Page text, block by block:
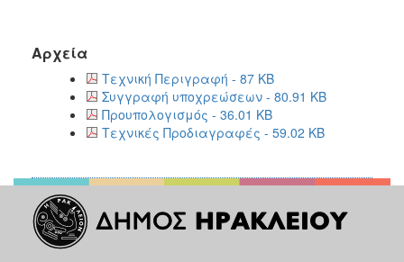
Αρχεία
Τεχνική Περιγραφή - 87 KB
Συγγραφή υποχρεώσεων - 80.91 KB
Προυπολογισμός - 36.01 KB
Τεχνικές Προδιαγραφές - 59.02 KB